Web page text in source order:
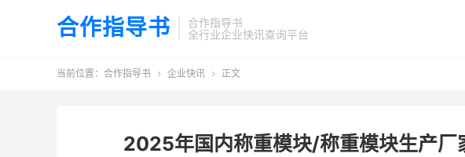
合作指导书
合作指导书
全行业企业快讯查询平台
当前位置： 合作指导书  企业快讯  正文
2025年国内称重模块/称重模块生产厂